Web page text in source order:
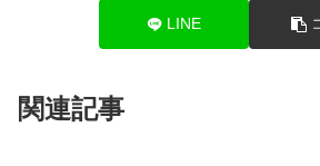
LINE
関連記事